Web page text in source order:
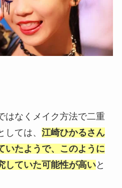
はなくメイク方法で二重
ては、 江崎ひかるさん
いたようで、このように
していた可能性が高いと